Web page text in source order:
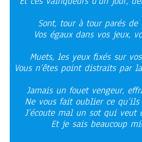
Sont, tour à tour parés de
Vos égaux dans vos jeux,
Muets, les yeux fixés sur
Vous n’êtes point distraits par
Jamais un fouet vengeur,
Ne vous fait oublier ce
J’écoute mal un sot qui veut
Et je sais beaucoup